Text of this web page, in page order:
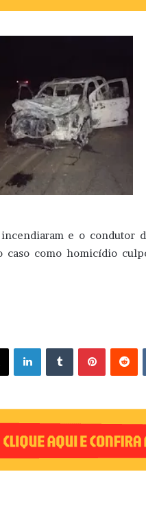
e o
caso como homicídio
X Linkedin